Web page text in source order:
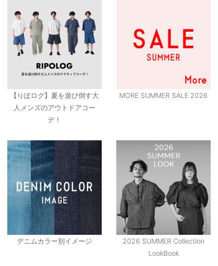
【りぽログ】夏を遊び倒す大
人メンズのアウトドアコー
デ！
MORE SUMMER SALE 2026
デニムカラー別イメージ
2026 SUMMER Collection
LookBook